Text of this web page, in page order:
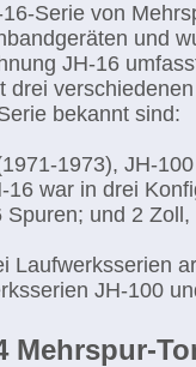
Serie von
und
JH-16
drei
bekannt sind:
1973), JH-
16 war in drei
Spuren; und 2
Laufwerksserien
JH-100
Mehrspur-